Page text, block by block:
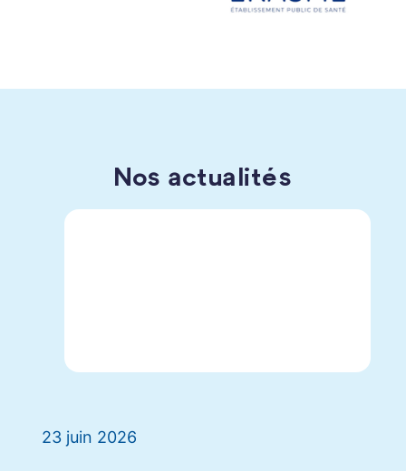
Nos actualités
23 juin 2026